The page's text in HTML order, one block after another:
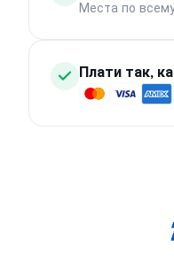
Места по
Плати так,